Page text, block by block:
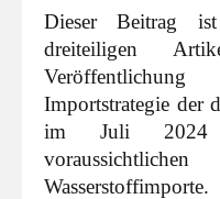
Dieser Beitrag
dreiteiligen
Importstrategie der
im Juli 2024